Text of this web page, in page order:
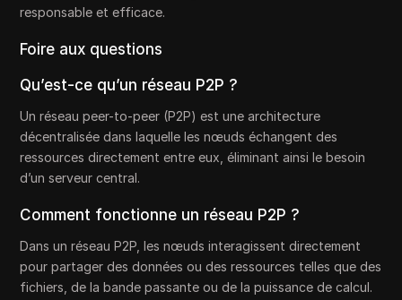
responsable et efficace.
Foire aux questions
Qu’est-ce qu’un réseau P2P ?
Un réseau peer-to-peer (P2P) est une architecture
décentralisée dans laquelle les nœuds échangent des
ressources directement entre eux, éliminant ainsi le besoin
d’un serveur central.
Comment fonctionne un réseau P2P ?
Dans un réseau P2P, les nœuds interagissent directement
pour partager des données ou des ressources telles que des
fichiers, de la bande passante ou de la puissance de calcul.